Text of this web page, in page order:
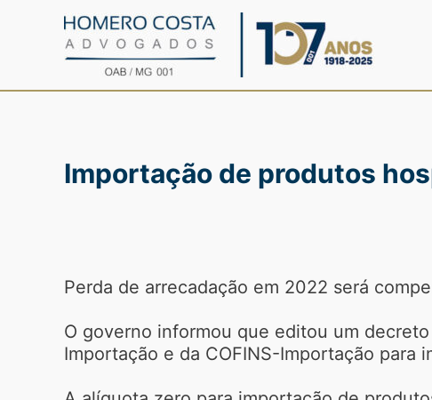
Importação de produtos
Perda de arrecadação em 2022 será
O governo informou que editou um decreto
Importação e da COFINS-Importação para